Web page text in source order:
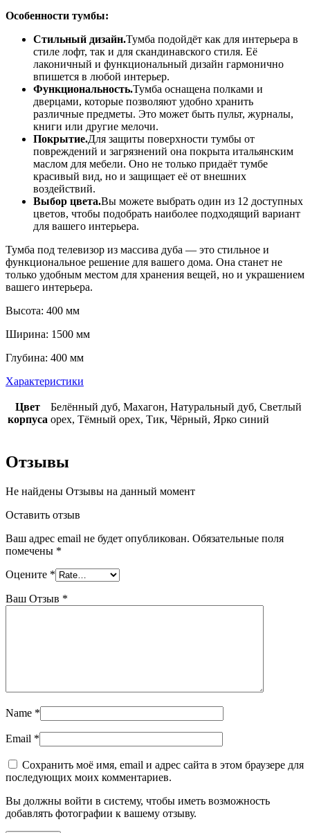
Особенности тумбы:
Стильный дизайн.Тумба подойдёт как для интерьера в
стиле лофт, так и для скандинавского стиля. Её
лаконичный и функциональный дизайн гармонично
впишется в любой интерьер.
Функциональность.Тумба оснащена полками и
дверцами, которые позволяют удобно хранить
различные предметы. Это может быть пульт, журналы,
книги или другие мелочи.
Покрытие.Для защиты поверхности тумбы от
повреждений и загрязнений она покрыта итальянским
маслом для мебели. Оно не только придаёт тумбе
красивый вид, но и защищает её от внешних
воздействий.
Выбор цвета.Вы можете выбрать один из 12 доступных
цветов, чтобы подобрать наиболее подходящий вариант
для вашего интерьера.
Тумба под телевизор из массива дуба — это стильное и
функциональное решение для вашего дома. Она станет не
только удобным местом для хранения вещей, но и украшением
вашего интерьера.
Высота: 400 мм
Ширина: 1500 мм
Глубина: 400 мм
Характеристики
Цвет
корпуса
Белённый дуб, Махагон, Натуральный дуб, Светлый
орех, Тёмный орех, Тик, Чёрный, Ярко синий
Отзывы
Не найдены Отзывы на данный момент
Оставить отзыв
Ваш адрес email не будет опубликован. Обязательные поля
помечены *
Оцените *
Ваш Отзыв *
Name *
Email *
Сохранить моё имя, email и адрес сайта в этом браузере для
последующих моих комментариев.
Вы должны войти в систему, чтобы иметь возможность
добавлять фотографии к вашему отзыву.